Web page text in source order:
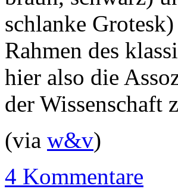
schlanke
Rahmen des
hier also die
der Wissenschaft
(via w&v)
4 Kommentare